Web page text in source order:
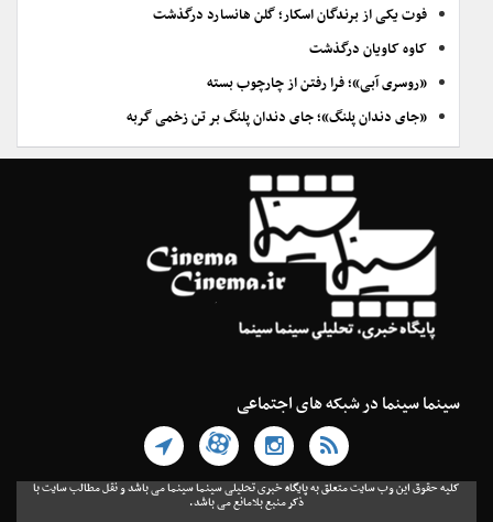
فوت یکی از برندگان اسکار؛ گلن هانسارد درگذشت
کاوه کاویان درگذشت
«روسری آبی»؛ فرا رفتن از چارچوب بسته
«جای دندان پلنگ»؛ جای دندان پلنگ بر تن زخمی گربه
سینما سینما در شبکه های اجتماعی
کلیه حقوق این وب سایت متعلق به پایگاه خبری تحلیلی سینما سینما می باشد و نقل مطالب سایت با
ذکر منبع بلامانع می باشد.